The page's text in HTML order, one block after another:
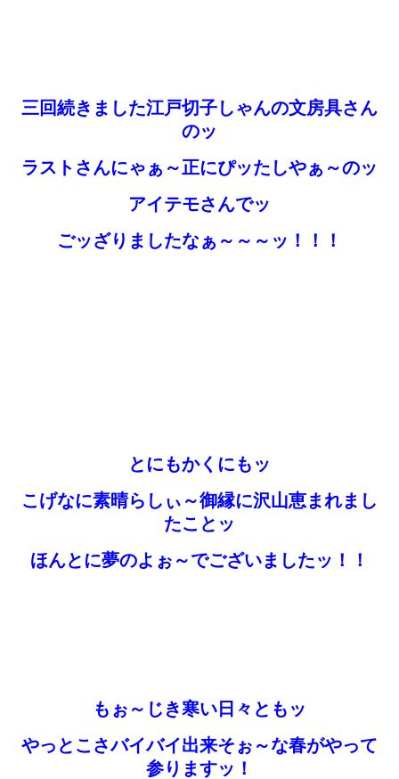
三回続きました江戸切子しゃんの文房具さん
のッ
ラストさんにゃぁ～正にぴッたしやぁ～のッ
アイテモさんでッ
ごッざりましたなぁ～～～ッ！！！
とにもかくにもッ
こげなに素晴らしぃ～御縁に沢山恵まれまし
たことッ
ほんとに夢のよぉ～でございましたッ！！
もぉ～じき寒い日々ともッ
やっとこさバイバイ出来そぉ～な春がやって
参りますッ！